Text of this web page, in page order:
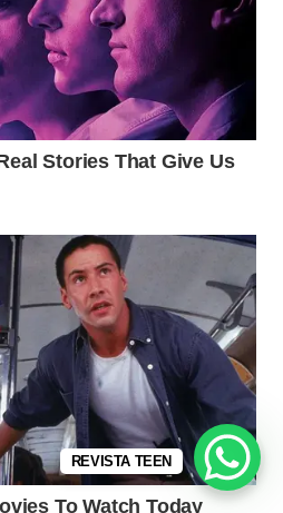
REVISTA TEEN